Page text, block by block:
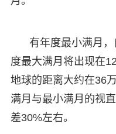
有年度最小满月
度最大满月将出现在
地球的距离大约在36
满月与最小满月的视
差30%左右。